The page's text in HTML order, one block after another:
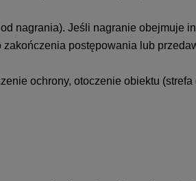
nagrania). Jeśli nagranie obejmuje
postępowania lub
ochrony, otoczenie obiektu